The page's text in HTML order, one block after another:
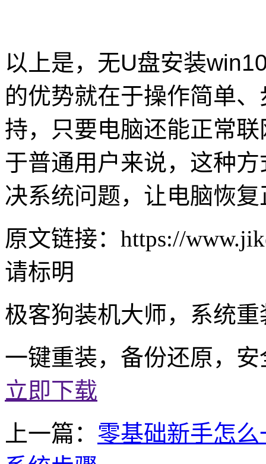
以上是，无U盘安装
的优势就在于操作简单
持，只要电脑还能正常
于普通用户来说，这种
决系统问题，让电脑恢
原文链接：https://
请标明
极客狗装机大师，系统
一键重装，备份还原，
立即下载
上一篇： 零基础新手怎